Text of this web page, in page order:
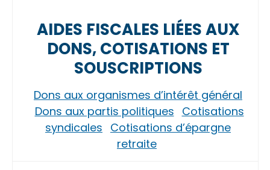
AIDES FISCALES LIÉES AUX
DONS, COTISATIONS ET
SOUSCRIPTIONS
Dons aux organismes d’intérêt général
Dons aux partis politiques Cotisations
syndicales Cotisations d’épargne
retraite